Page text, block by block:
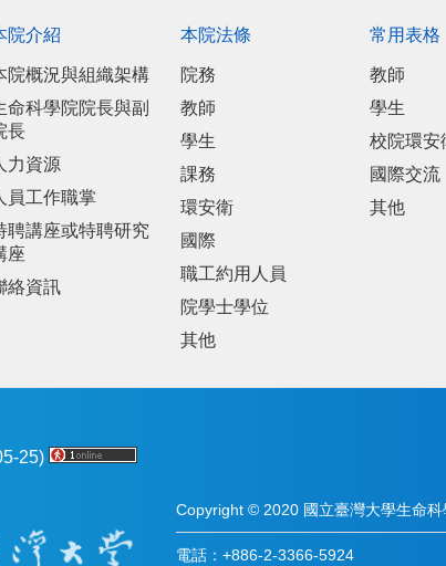
院介紹
院概況與組織架構
命科學院院長與副
長
力資源
員工作職掌
聘講座或特聘研究
座
絡資訊
本院法條
院務
教師
學生
課務
環安衛
國際
職工約用人員
院學士學位
其他
常用表格
教師
學生
校院環安
國際交流
其他
25)
Copyright © 2020 國立臺灣大學生命科
電話：+886-2-3366-5924